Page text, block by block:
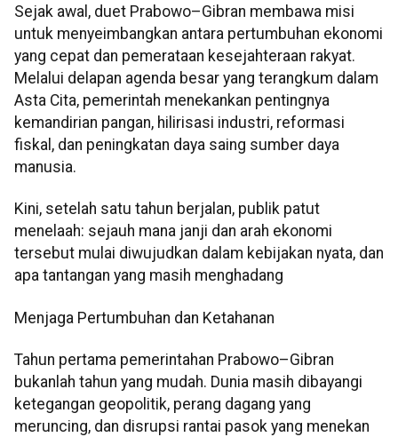
Sejak awal, duet Prabowo–Gibran membawa misi
untuk menyeimbangkan antara pertumbuhan ekonomi
yang cepat dan pemerataan kesejahteraan rakyat.
Melalui delapan agenda besar yang terangkum dalam
Asta Cita, pemerintah menekankan pentingnya
kemandirian pangan, hilirisasi industri, reformasi
fiskal, dan peningkatan daya saing sumber daya
manusia.
Kini, setelah satu tahun berjalan, publik patut
menelaah: sejauh mana janji dan arah ekonomi
tersebut mulai diwujudkan dalam kebijakan nyata, dan
apa tantangan yang masih menghadang
Menjaga Pertumbuhan dan Ketahanan
Tahun pertama pemerintahan Prabowo–Gibran
bukanlah tahun yang mudah. Dunia masih dibayangi
ketegangan geopolitik, perang dagang yang
meruncing, dan disrupsi rantai pasok yang menekan